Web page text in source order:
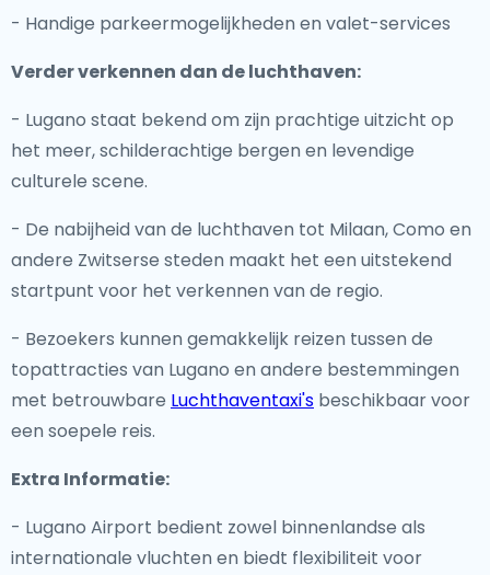
- Handige parkeermogelijkheden en valet-services
Verder verkennen dan de luchthaven:
- Lugano staat bekend om zijn prachtige uitzicht op
het meer, schilderachtige bergen en levendige
culturele scene.
- De nabijheid van de luchthaven tot Milaan, Como en
andere Zwitserse steden maakt het een uitstekend
startpunt voor het verkennen van de regio.
- Bezoekers kunnen gemakkelijk reizen tussen de
topattracties van Lugano en andere bestemmingen
met betrouwbare Luchthaventaxi's beschikbaar voor
een soepele reis.
Extra Informatie:
- Lugano Airport bedient zowel binnenlandse als
internationale vluchten en biedt flexibiliteit voor